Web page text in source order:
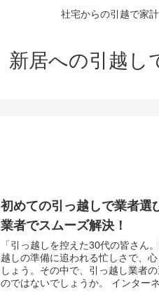
社宅からの引越で家
新居への引越し
初めての引っ越しで業者選
業者でスムーズ解決！
「引っ越しを控えた30代の皆さん
越しの準備に追われる忙しさで、
しょう。その中で、引っ越し業者
のではないでしょうか。 インター